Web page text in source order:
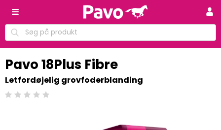
Pavo 18Plus Fibre
Letfordøjelig grovfoderblanding
Beoordeling: 0/5